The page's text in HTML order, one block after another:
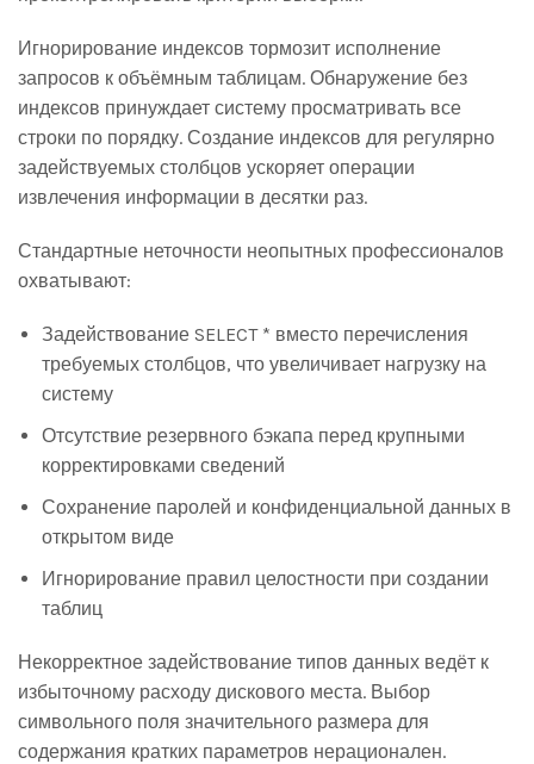
Игнорирование индексов тормозит исполнение
запросов к объёмным таблицам. Обнаружение без
индексов принуждает систему просматривать все
строки по порядку. Создание индексов для регулярно
задействуемых столбцов ускоряет операции
извлечения информации в десятки раз.
Стандартные неточности неопытных профессионалов
охватывают:
Задействование SELECT * вместо перечисления
требуемых столбцов, что увеличивает нагрузку на
систему
Отсутствие резервного бэкапа перед крупными
корректировками сведений
Сохранение паролей и конфиденциальной данных в
открытом виде
Игнорирование правил целостности при создании
таблиц
Некорректное задействование типов данных ведёт к
избыточному расходу дискового места. Выбор
символьного поля значительного размера для
содержания кратких параметров нерационален.